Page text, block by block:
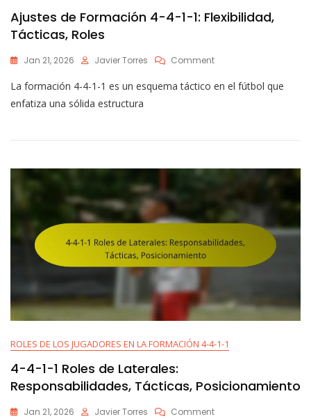
Ajustes de Formación 4-4-1-1: Flexibilidad,
Tácticas, Roles
Jan 21, 2026 Javier Torres CommentOn
De
1-
La formación 4-4-1-1 es un esquema táctico en el fútbol que
enfatiza una sólida estructura
ROLES DE LOS JUGADORES EN LA FORMACIÓN 4-4-1-1
4-4-1-1 Roles de Laterales:
Responsabilidades, Tácticas, Posicionamiento
Jan 21, 2026 Javier Torres CommentOn